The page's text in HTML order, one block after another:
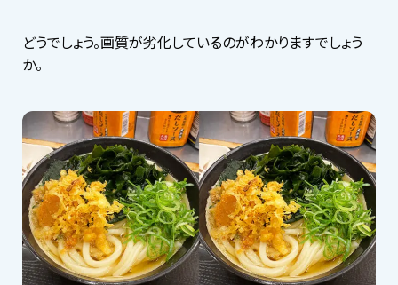
どうでしょう。画質が劣化しているのがわかりますでしょう
か。